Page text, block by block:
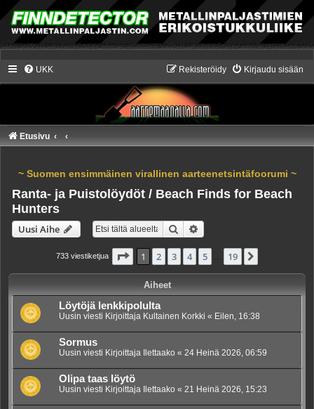
UKK Kirjaudu sisään
Rekisteröidy
Etusivu
~ Suomen ensimmäinen virallinen aarteenetsintäfoorumi ~
Ranta- ja Puistolöydöt / Beach Finds for Beach
Hunters
Uusi Aihe Etsi
733 viestiketjua Sivu /19
1 2 3 4 5 19
Aiheet
Löytöjä lenkkipolulta
Uusin viesti Kirjoittaja Kultainen Korkki « Eilen, 16:38
Sormus
Uusin viesti Kirjoittaja Ilettaako « 24 Heinä 2026, 06:59
Olipa taas löytö
Uusin viesti Kirjoittaja Ilettaako « 21 Heinä 2026, 15:23